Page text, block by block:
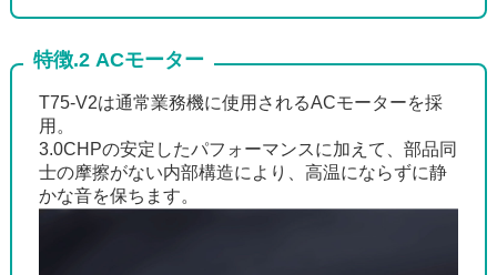
特徴.2 ACモーター
T75-V2は通常業務機に使用されるACモーターを採
用。
3.0CHPの安定したパフォーマンスに加えて、部品同
士の摩擦がない内部構造により、高温にならずに静
かな音を保ちます。